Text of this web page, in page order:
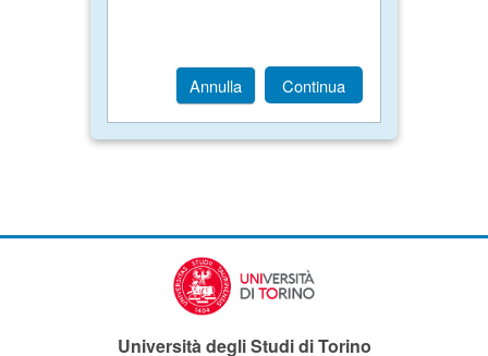
Annulla Continua
Università degli Studi di Torino